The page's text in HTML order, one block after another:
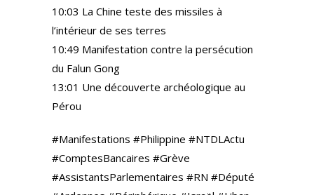
10:03 La Chine teste des missiles à
l’intérieur de ses terres
10:49 Manifestation contre la persécution
du Falun Gong
13:01 Une découverte archéologique au
Pérou
#Manifestations #Philippine #NTDLActu
#ComptesBancaires #Grève
#AssistantsParlementaires #RN #Député